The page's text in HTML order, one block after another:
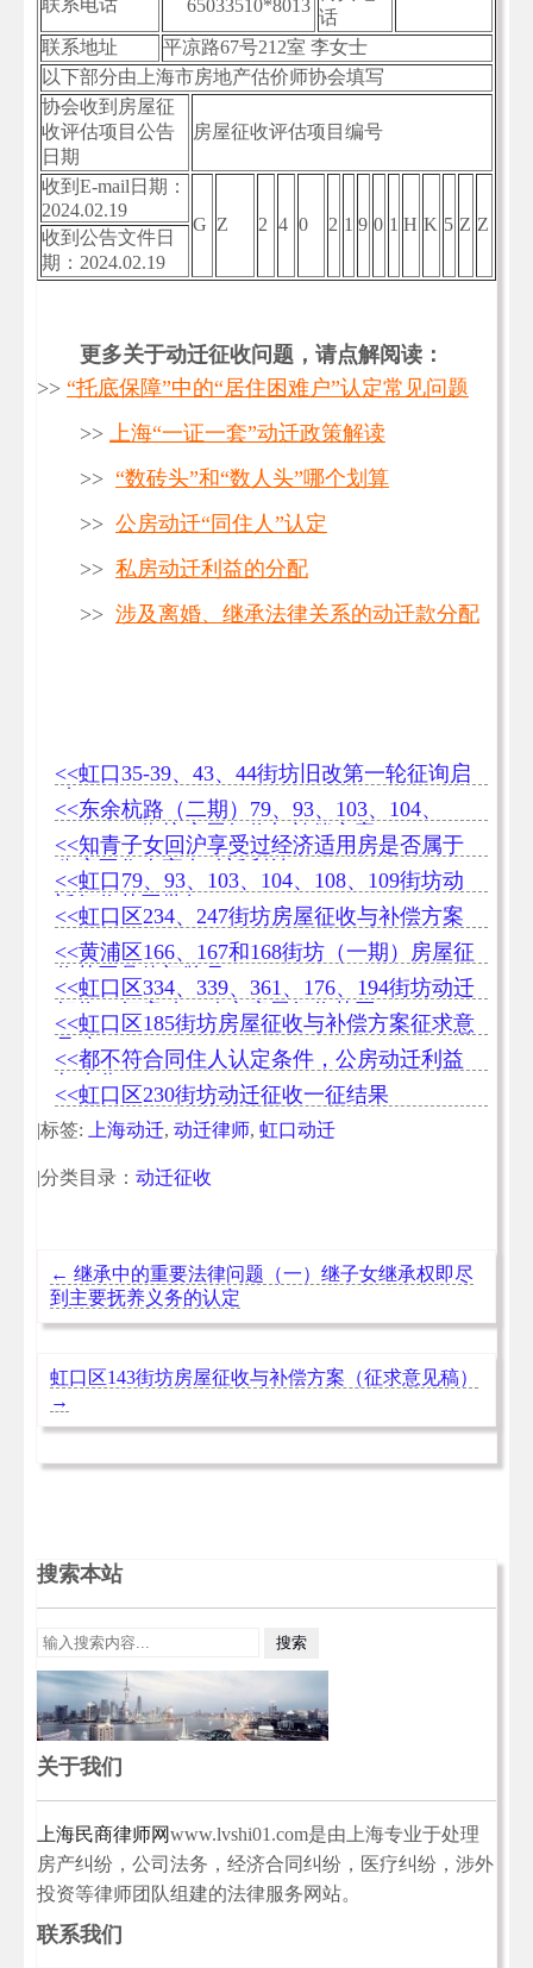
联系电话 65033510*8013
话
联系地址
平凉路67号212室 李女士
以下部分由上海市房地产估价师协会填写
协会收到房屋征
收评估项目公告
日期
房屋征收评估项目编号
收到E-mail日期：
2024.02.19
G Z 2 4 0 2 1 9 0 1 H K 5 Z Z
收到公告文件日
期：2024.02.19
更多关于动迁征收问题，请点解阅读：
>> “托底保障”中的“居住困难户”认定常见问题
>> 上海“一证一套”动迁政策解读
>> “数砖头”和“数人头”哪个划算
>> 公房动迁“同住人”认定
>> 私房动迁利益的分配
>> 涉及离婚、继承法律关系的动迁款分配
<<虹口35-39、43、44街坊旧改第一轮征询启
<<东余杭路（二期）79、93、103、104、
108、109街坊房屋征收与补偿方案
<<知青子女回沪享受过经济适用房是否属于
公房同住人享有动迁利益
<<虹口79、93、103、104、108、109街坊动
迁征收范围批复
<<虹口区234、247街坊房屋征收与补偿方案
<<黄浦区166、167和168街坊（一期）房屋征
收范围具体门牌号
<<虹口区334、339、361、176、194街坊动迁
征收一征启动，确定房屋征收范围
<<虹口区185街坊房屋征收与补偿方案征求意
见稿
<<都不符合同住人认定条件，公房动迁利益
怎么分？
<<虹口区230街坊动迁征收一征结果
|标签: 上海动迁, 动迁律师, 虹口动迁
|分类目录： 动迁征收
← 继承中的重要法律问题（一）继子女继承权即尽
到主要抚养义务的认定
虹口区143街坊房屋征收与补偿方案（征求意见稿）
→
搜索本站
关于我们
上海民商律师网www.lvshi01.com是由上海专业于处理
房产纠纷，公司法务，经济合同纠纷，医疗纠纷，涉外
投资等律师团队组建的法律服务网站。
联系我们